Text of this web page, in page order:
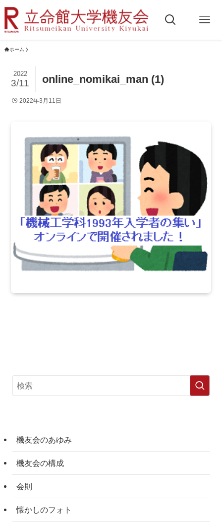
ホーム
online_nomikai_man (1)
2022
3/11
2022年3月11日
機友会のあゆみ
機友会の構成
会則
懐かしのフォト